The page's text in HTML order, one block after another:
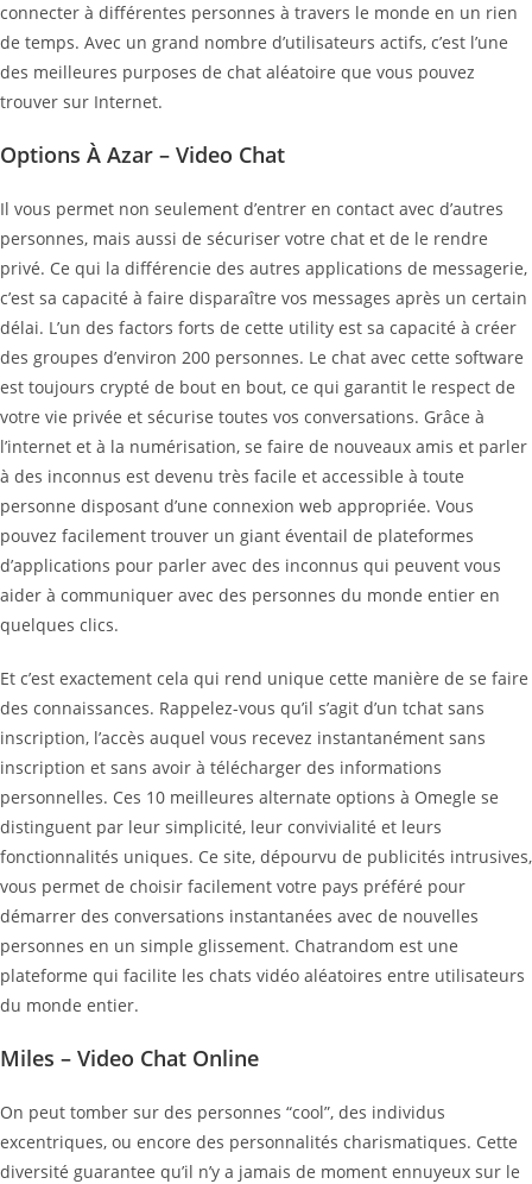
connecter à différentes personnes à travers le monde en un rien
de temps. Avec un grand nombre d’utilisateurs actifs, c’est l’une
des meilleures purposes de chat aléatoire que vous pouvez
trouver sur Internet.
Options À Azar – Video Chat
Il vous permet non seulement d’entrer en contact avec d’autres
personnes, mais aussi de sécuriser votre chat et de le rendre
privé. Ce qui la différencie des autres applications de messagerie,
c’est sa capacité à faire disparaître vos messages après un certain
délai. L’un des factors forts de cette utility est sa capacité à créer
des groupes d’environ 200 personnes. Le chat avec cette software
est toujours crypté de bout en bout, ce qui garantit le respect de
votre vie privée et sécurise toutes vos conversations. Grâce à
l’internet et à la numérisation, se faire de nouveaux amis et parler
à des inconnus est devenu très facile et accessible à toute
personne disposant d’une connexion web appropriée. Vous
pouvez facilement trouver un giant éventail de plateformes
d’applications pour parler avec des inconnus qui peuvent vous
aider à communiquer avec des personnes du monde entier en
quelques clics.
Et c’est exactement cela qui rend unique cette manière de se faire
des connaissances. Rappelez-vous qu’il s’agit d’un tchat sans
inscription, l’accès auquel vous recevez instantanément sans
inscription et sans avoir à télécharger des informations
personnelles. Ces 10 meilleures alternate options à Omegle se
distinguent par leur simplicité, leur convivialité et leurs
fonctionnalités uniques. Ce site, dépourvu de publicités intrusives,
vous permet de choisir facilement votre pays préféré pour
démarrer des conversations instantanées avec de nouvelles
personnes en un simple glissement. Chatrandom est une
plateforme qui facilite les chats vidéo aléatoires entre utilisateurs
du monde entier.
Miles – Video Chat Online
On peut tomber sur des personnes “cool”, des individus
excentriques, ou encore des personnalités charismatiques. Cette
diversité guarantee qu’il n’y a jamais de moment ennuyeux sur le